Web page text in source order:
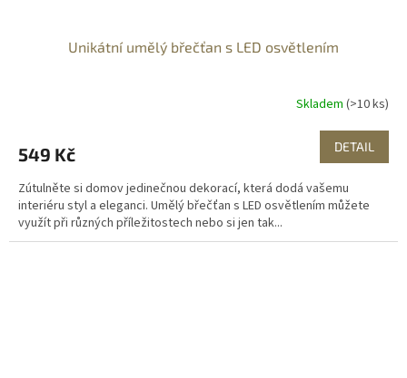
Unikátní umělý břečťan s LED osvětlením
Skladem (>10 ks)
549 Kč DETAIL
Zútulněte si domov jedinečnou dekorací, která dodá vašemu
interiéru styl a eleganci. Umělý břečťan s LED osvětlením můžete
využít při různých příležitostech nebo si jen tak...